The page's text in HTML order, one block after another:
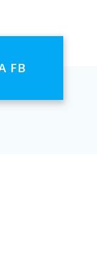
FB